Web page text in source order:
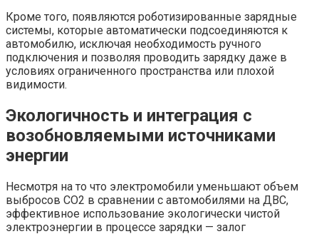
Кроме того, появляются роботизированные зарядные
системы, которые автоматически подсоединяются к
автомобилю, исключая необходимость ручного
подключения и позволяя проводить зарядку даже в
условиях ограниченного пространства или плохой
видимости.
Экологичность и интеграция с
возобновляемыми источниками
энергии
Несмотря на то что электромобили уменьшают объем
выбросов CO2 в сравнении с автомобилями на ДВС,
эффективное использование экологически чистой
электроэнергии в процессе зарядки — залог